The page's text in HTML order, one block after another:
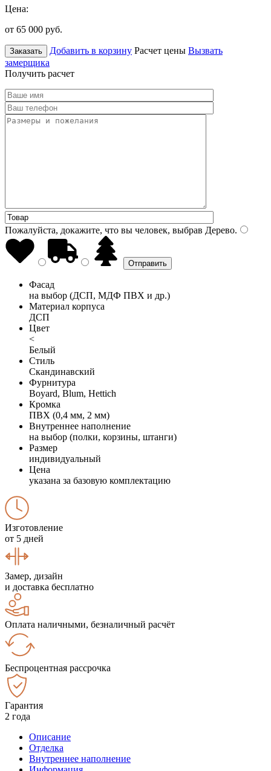
Цена:
от 65 000 руб.
Заказать Добавить в корзину Расчет цены Вызвать
замерщика
Получить расчет
Пожалуйста, докажите, что вы человек, выбрав Дерево.
Фасад
на выбор (ДСП, МДФ ПВХ и др.)
Материал корпуса
ДСП
Цвет
<
Белый
Стиль
Скандинавский
Фурнитура
Boyard, Blum, Hettich
Кромка
ПВХ (0,4 мм, 2 мм)
Внутреннее наполнение
на выбор (полки, корзины, штанги)
Размер
индивидуальный
Цена
указана за базовую комплектацию
Изготовление
от 5 дней
Замер, дизайн
и доставка бесплатно
Оплата наличными, безналичный расчёт
Беспроцентная рассрочка
Гарантия
2 года
Описание
Отделка
Внутреннее наполнение